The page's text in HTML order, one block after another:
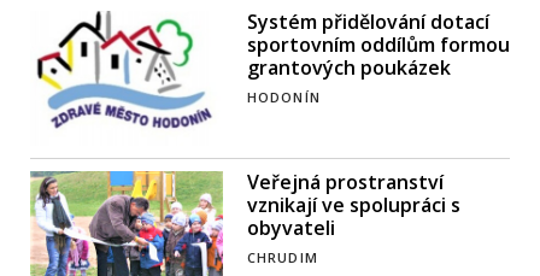
Systém přidělování dotací
sportovním oddílům formou
grantových poukázek
HODONÍN
Veřejná prostranství
vznikají ve spolupráci s
obyvateli
CHRUDIM